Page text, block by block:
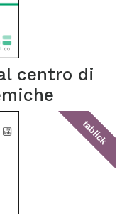
centro di
tablick